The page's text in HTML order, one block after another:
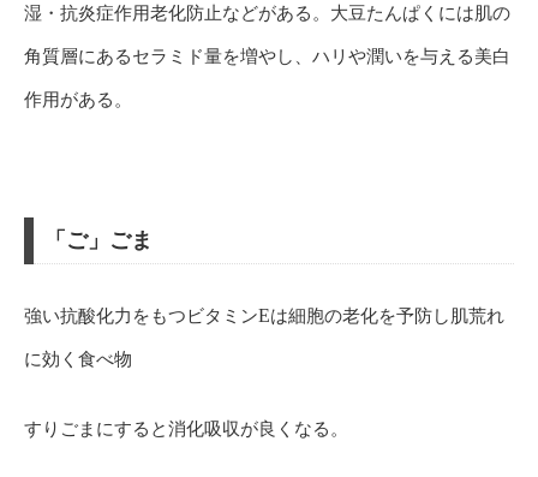
湿・抗炎症作用老化防止などがある。大豆たんぱくには肌の
角質層にあるセラミド量を増やし、ハリや潤いを与える美白
作用がある。
「ご」ごま
強い抗酸化力をもつビタミンEは細胞の老化を予防し肌荒れ
に効く食べ物
すりごまにすると消化吸収が良くなる。